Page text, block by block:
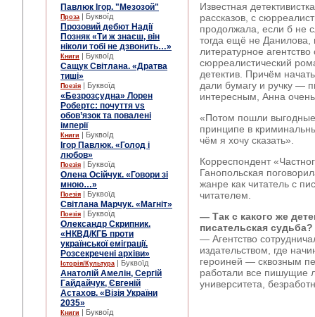
Павлюк Ігор. "Мезозой"
Проза | Буквоїд
Прозовий дебют Надії
Позняк «Ти ж знаєш, він
ніколи тобі не дзвонить…»
Книги | Буквоїд
Сащук Світлана. «Дратва
тиші»
Поезія | Буквоїд
«Безрозсудна» Лорен
Робертс: почуття vs
обов’язок та повалені
імперії
Книги | Буквоїд
Ігор Павлюк. «Голод і
любов»
Поезія | Буквоїд
Олена Осійчук. «Говори зі
мною…»
Поезія | Буквоїд
Світлана Марчук. «Магніт»
Поезія | Буквоїд
Олександр Скрипник.
«НКВД/КГБ проти
української еміграції.
Розсекречені архіви»
Історія/Культура | Буквоїд
Анатолій Амелін, Сергій
Гайдайчук, Євгеній
Астахов. «Візія України
2035»
Книги | Буквоїд
Известная
рассказов, с
продолжала, если б не
тогда ещё не Данилова,
литературное
сюрреалистический
детектив. Причём
дали бумагу и ручку —
интересным, Анна
«Потом пошли
принципе в
чём я хочу сказать».
Корреспондент
Ганопольская
жанре как читатель с
читателем.
— Так с какого же
писательская судьба?
— Агентство
издательством, где
героиней ― сквозным
работали все пишущие
университета,